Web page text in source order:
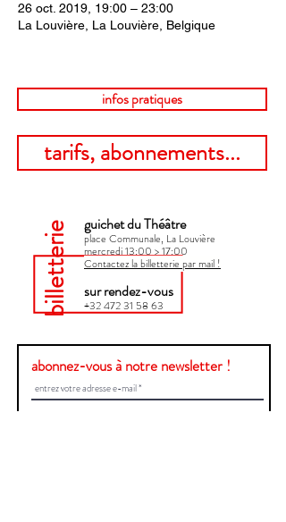
26 oct. 2019, 19:00 – 23:00
La Louvière, La Louvière, Belgique
infos pratiques
tarifs, abonnements...
billetterie guichet du Théâtre
place Communale, La Louvière
mercredi 13:00 > 17:00​
Contactez la billetterie par mail !
sur rendez-vous
+32 472 31 58 63
abonnez-vous à notre newsletter !